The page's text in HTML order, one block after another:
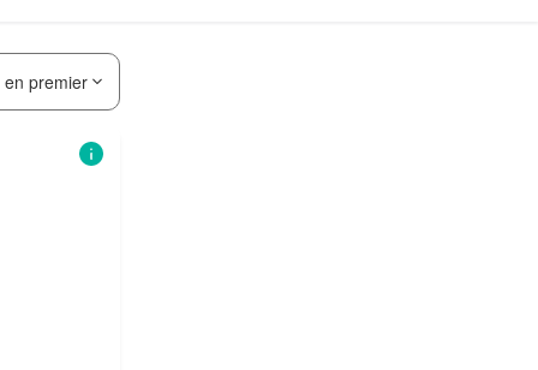
premier